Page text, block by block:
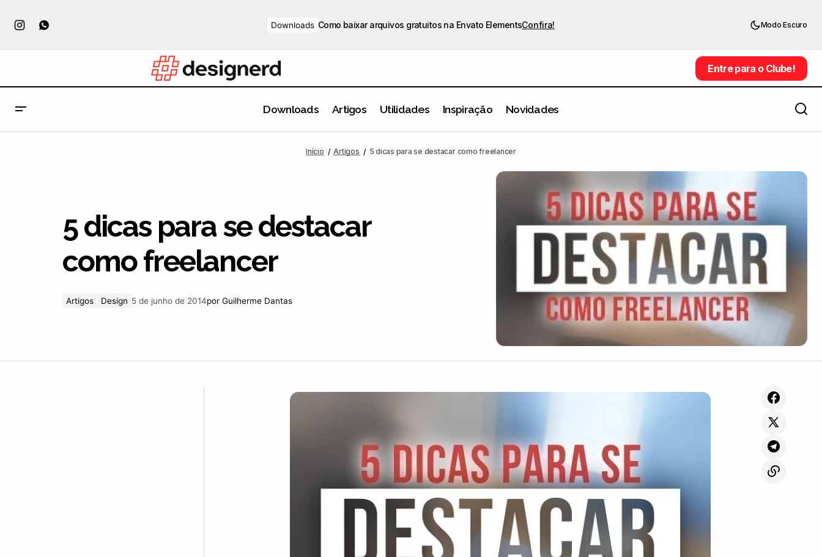
Downloads Como baixar arquivos gratuitos na Envato ElementsConfira! Modo Escuro
Entre para o Clube!
Entre para o Clube!
Downloads Artigos Utilidades Inspiração Novidades
Artigos Design 5 dicas para se destacar como freelancer
Início Artigos 5 dicas para se destacar como freelancer
5 dicas para se destacar
como freelancer
Artigos Design 5 de junho de 2014por Guilherme Dantas